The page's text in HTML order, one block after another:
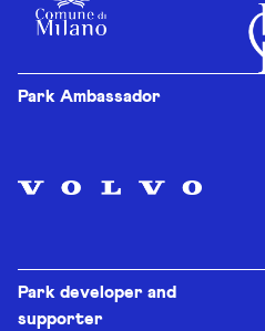
Park Ambassador
Park developer and
supporter